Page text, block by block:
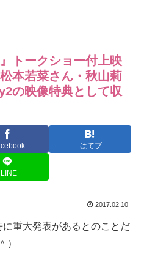
トークショー付上映
本若菜さん・秋山莉
の映像特典として収
はてブ
LINE
2017.02.10
重大発表があるとのことだ
）